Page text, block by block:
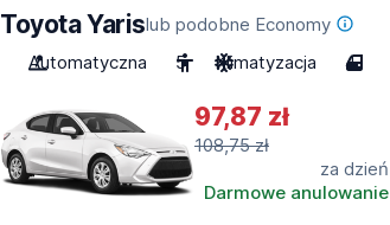
Toyota Yarislub podobne Economy
Automatyczna
5 Klimatyzacja 4
97,87 zł
108,75 zł
za dzień
Darmowe anulowanie